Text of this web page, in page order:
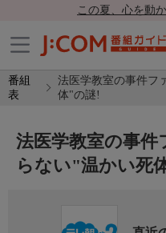
この夏、心を動
番組
表
法医学教室の事件フ
体"の謎!
法医学教室の事件
らない"温かい死